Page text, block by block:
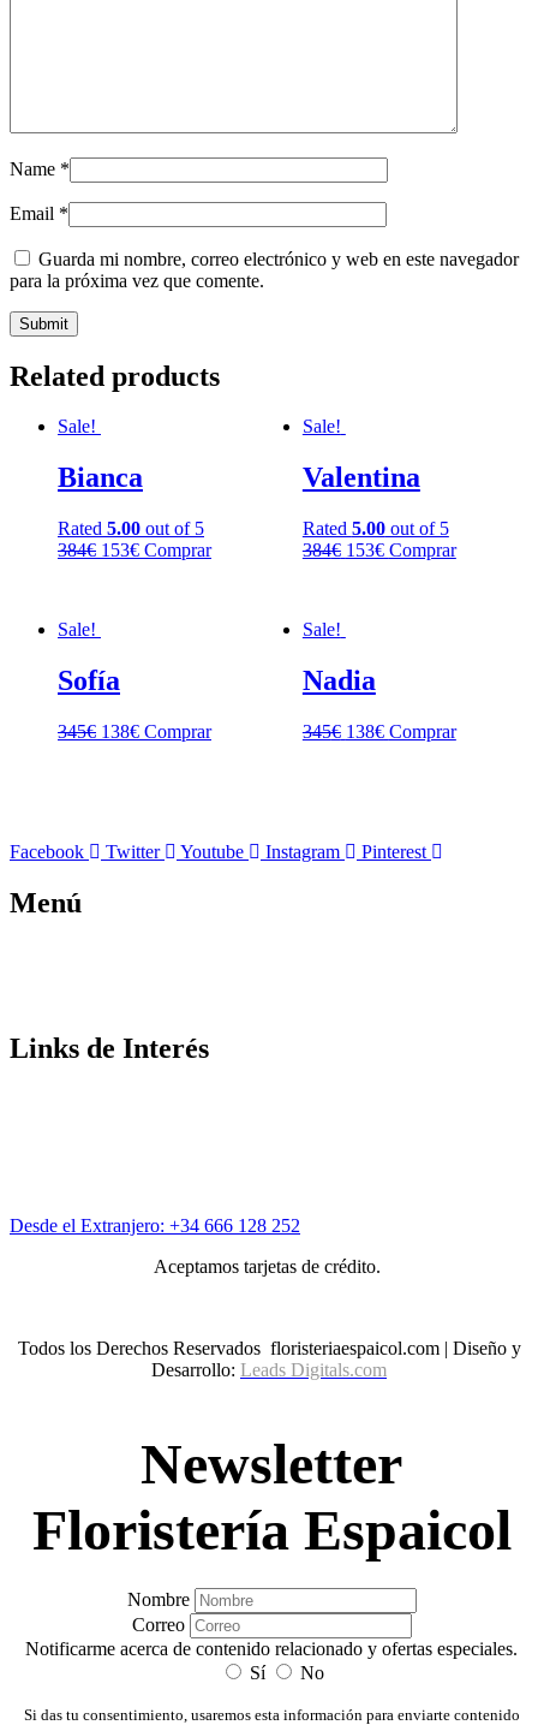
Name *
Email *
Guarda mi nombre, correo electrónico y web en este navegador
para la próxima vez que comente.
Related products
Sale!
Bianca
Rated 5.00 out of 5
384€ 153€ Comprar
Sale!
Valentina
Rated 5.00out of 5
384€ 153€ Comprar
Sale!
Sofía
345€ 138€ Comprar
Sale!
Nadia
345€ 138€ Comprar
Facebook Twitter Youtube Instagram Pinterest
Menú
Links de Interés
Desde el Extranjero: +34 666 128 252
Aceptamos tarjetas de crédito.
Todos los Derechos Reservados floristeriaespaicol.com | Diseño y
Desarrollo: Leads Digitals.com
Newsletter
Floristería Espaicol
Nombre
Correo
Notificarme acerca de contenido relacionado y ofertas especiales.
Sí
No
Si das tu consentimiento, usaremos esta información para enviarte contenido